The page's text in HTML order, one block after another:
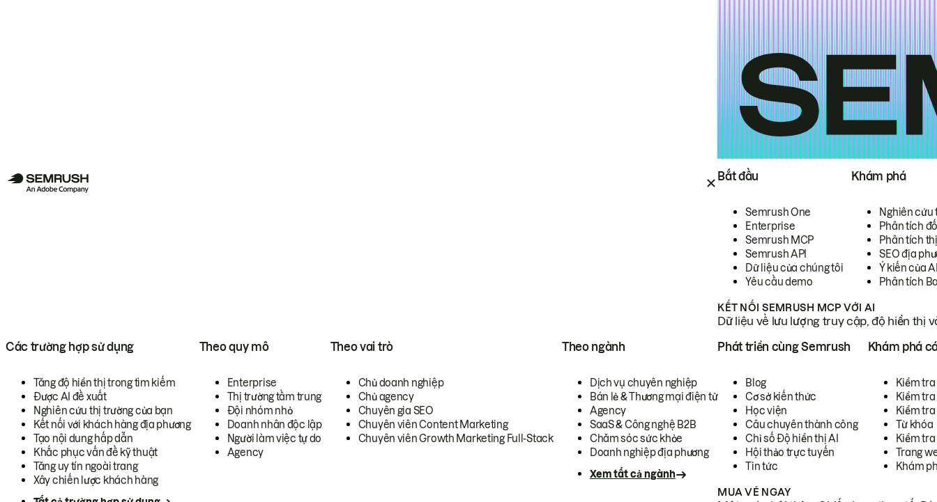
Bắt đầu
Semrush One
Enterprise
Semrush MCP
Semrush API
Dữ liệu của chúng tôi
Yêu cầu demo
Khám phá
Nghiên cứu
Phân tích
Phân tích
SEO địa
Ý kiến của
Phân tích
KẾT NỐI SEMRUSH MCP VỚI AI
Dữ liệu về lưu lượng truy cập, độ hiển thị
Các trường hợp sử dụng
Tăng độ hiển thị trong tìm kiếm
Được AI đề xuất
Nghiên cứu thị trường của bạn
Kết nối với khách hàng địa phương
Tạo nội dung hấp dẫn
Khắc phục vấn đề kỹ thuật
Tăng uy tín ngoài trang
Xây chiến lược khách hàng
Theo quy mô
Enterprise
Thị trường tầm trung
Đội nhóm nhỏ
Doanh nhân độc lập
Người làm việc tự do
Agency
Theo vai trò
Chủ doanh nghiệp
Chủ agency
Chuyên gia SEO
Chuyên viên Content Marketing
Chuyên viên Growth Marketing Full-Stack
Theo ngành
Dịch vụ chuyên nghiệp
Bán lẻ & Thương mại điện tử
Agency
SaaS & Công nghệ B2B
Chăm sóc sức khỏe
Doanh nghiệp địa phương
Xem tất cả ngành
Phát triển cùng Semrush
Blog
Cơ sở kiến thức
Học viện
Câu chuyên thành công
Chỉ số Độ hiển thị AI
Hội thảo trực tuyến
Tin tức
Khám phá
Kiểm
Kiểm tra
Kiểm
Từ khóa
Kiểm
Trang
Khám
MUA VÉ NGAY